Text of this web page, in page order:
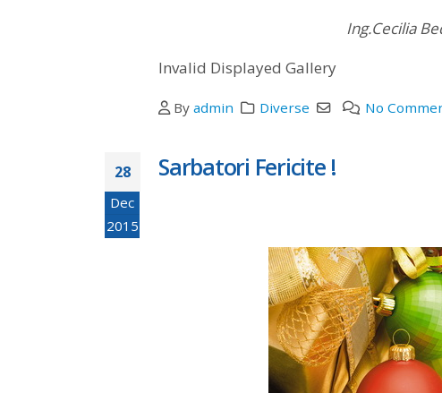
Ing.Cecilia
Invalid Displayed Gallery
By admin Diverse No
28
Dec
2015
Sarbatori Fericite !